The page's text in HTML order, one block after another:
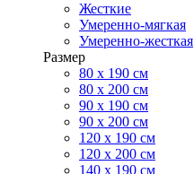
Жесткие
Умеренно-мягкая
Умеренно-жесткая
Размер
80 х 190 см
80 х 200 см
90 х 190 см
90 х 200 см
120 х 190 см
120 х 200 см
140 х 190 см